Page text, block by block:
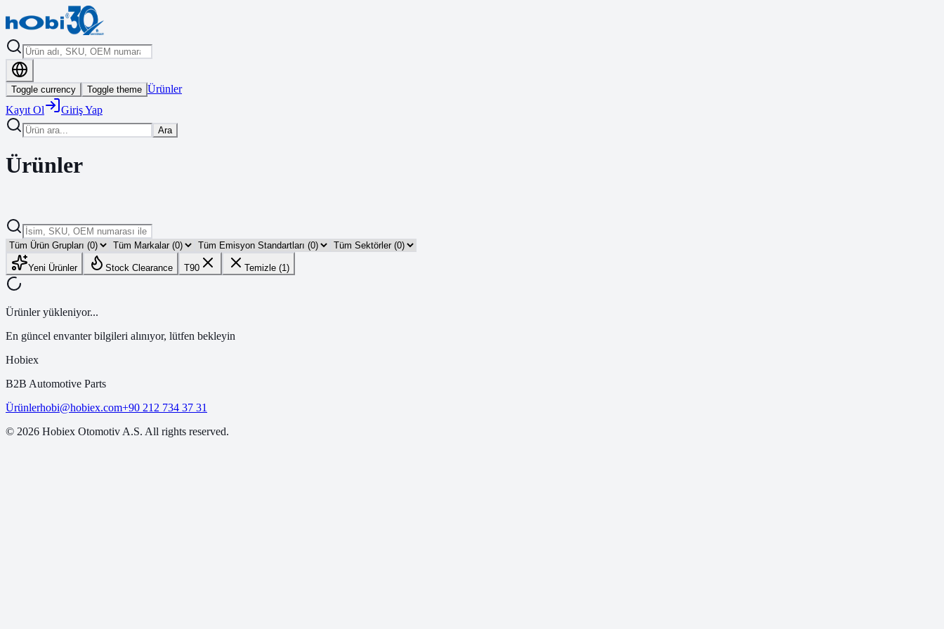
Toggle currency Toggle theme Ürünler
Kayıt Ol
Giriş Yap
Ara
Ürünler
Yeni Ürünler Stock Clearance T90 Temizle (1)
Ürünler yükleniyor...
En güncel envanter bilgileri alınıyor, lütfen bekleyin
Hobiex
B2B Automotive Parts
Ürünlerhobi@hobiex.com+90 212 734 37 31
© 2026 Hobiex Otomotiv A.S. All rights reserved.